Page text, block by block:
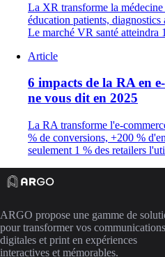
La XR transforme la
éducation patients,
Le marché VR santé atteindra
Article
6 impacts de la RA en
ne vous dit en 2025
La RA transforme l'e-
% de conversions, +200 %
seulement 1 % des retailers
ARGO propose une gamme de
pour transformer vos communications
digitales et print en expériences
interactives et mémorables.